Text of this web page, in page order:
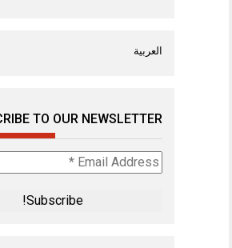
العربية
TO OUR NEWSLETTER
Email
Address